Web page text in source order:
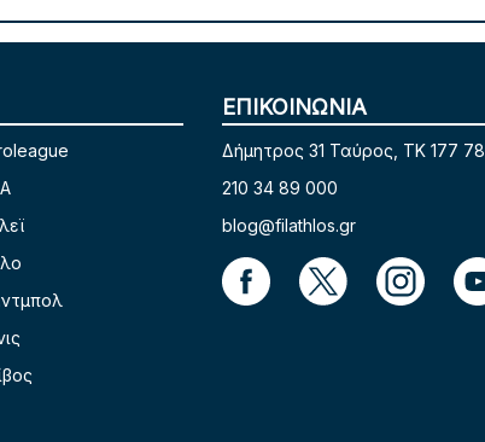
ΕΠΙΚΟΙΝΩΝΙΑ
Δήμητρος 31 Ταύρος, TK 177 78
210 34 89 000
blog@filathlos.gr